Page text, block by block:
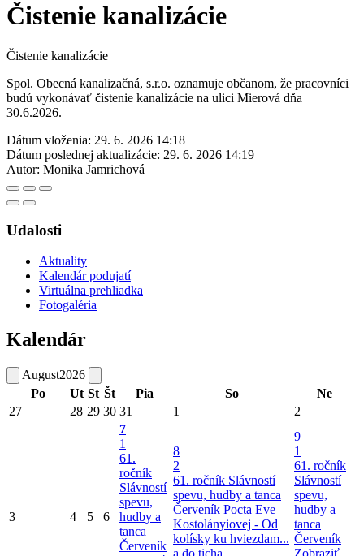
Čistenie kanalizácie
Čistenie kanalizácie
Spol. Obecná kanalizačná, s.r.o. oznamuje občanom, že pracovníci
budú vykonávať čistenie kanalizácie na ulici Mierová dňa
30.6.2026.
Dátum vloženia: 29. 6. 2026 14:18
Dátum poslednej aktualizácie: 29. 6. 2026 14:19
Autor: Monika Jamrichová
Udalosti
Aktuality
Kalendár podujatí
Virtuálna prehliadka
Fotogaléria
Kalendár
August2026
Po
Ut St Št Pia So
Ne
27
28 29 30 31 1 2
3 4 5 6
7
1
61.
ročník
Slávností
spevu,
hudby a
tanca
Červeník
8
2
61. ročník Slávností
spevu, hudby a tanca
Červeník Pocta Eve
Kostolányiovej - Od
kolísky ku hviezdam...
9
1
61. ročník
Slávností
spevu,
hudby a
tanca
Červeník